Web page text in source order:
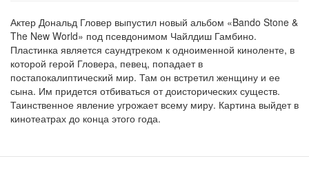
Актер Дональд Гловер выпустил новый альбом «Bando Stone &
The New World» под псевдонимом Чайлдиш Гамбино.
Пластинка является саундтреком к одноименной киноленте, в
которой герой Гловера, певец, попадает в
постапокалиптический мир. Там он встретил женщину и ее
сына. Им придется отбиваться от доисторических существ.
Таинственное явление угрожает всему миру. Картина выйдет в
кинотеатрах до конца этого года.